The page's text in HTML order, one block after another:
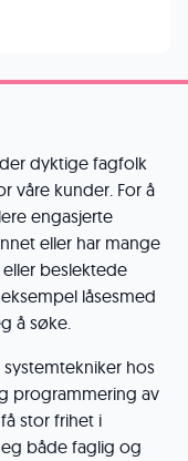
dyktige fagfolk
våre kunder. For å
engasjerte
eller har mange
beslektede
låsesmed
å søke.
hos
programmering av
stor frihet i
både faglig og